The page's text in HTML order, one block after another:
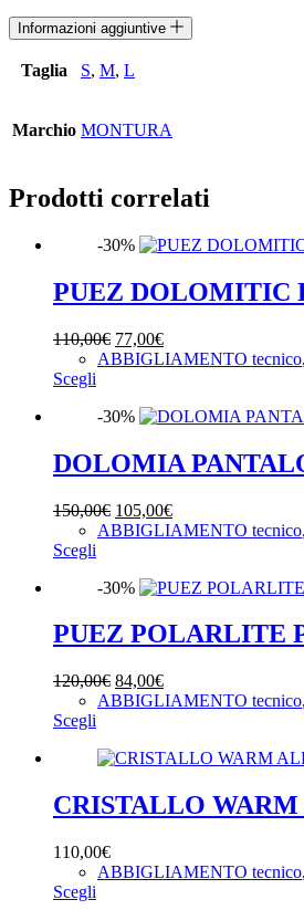
Informazioni aggiuntive
Taglia S, M, L
Marchio MONTURA
Prodotti correlati
-30%
PUEZ DOLOMITIC
110,00€ Il
prezzo
110,00€.
77,00€Il
prezzo
77,00€.
ABBIGLIAMENTO tecnico,
Scegli
ha
varianti.
Le
possono
essere
scelte
pagina
prodotto
-30%
DOLOMIA
150,00€ Il
prezzo
150,00€.
105,00€Il
prezzo
105,00€.
ABBIGLIAMENTO tecnico,
Scegli
ha
varianti.
Le
possono
essere
scelte
nella
pagina
prodotto
-30%
PUEZ POLARLITE
120,00€ Il
prezzo
120,00€.
84,00€Il
prezzo
84,00€.
ABBIGLIAMENTO tecnico,
Scegli
ha
varianti.
Le
possono
essere
scelte
CRISTALLO
110,00€
ABBIGLIAMENTO tecnico,
Scegli